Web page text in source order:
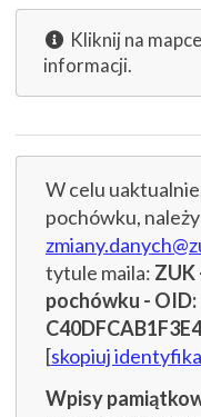
Kliknij na
informacji.
W celu
pochówku,
tytule maila: ZUK
pochówku - OID:
[skopiuj
Wpisy